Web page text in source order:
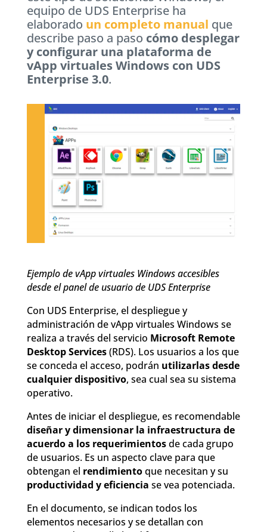
equipo de UDS Enterprise ha
elaborado un completo manual que
describe paso a paso cómo desplegar
y configurar una plataforma de
vApp virtuales Windows con UDS
Enterprise 3.0.
Ejemplo de vApp virtuales Windows accesibles
desde el panel de usuario de UDS Enterprise
Con UDS Enterprise, el despliegue y
administración de vApp virtuales Windows se
realiza a través del servicio Microsoft Remote
Desktop Services(RDS). Los usuarios a los que
se conceda el acceso, podrán utilizarlas desde
cualquier dispositivo, sea cual sea su sistema
operativo.
Antes de iniciar el despliegue, es recomendable
diseñar y dimensionar la infraestructura de
acuerdo a los requerimientosde cada grupo
de usuarios. Es un aspecto clave para que
obtengan el rendimientoque necesitan y su
productividad y eficiencia se vea potenciada.
En el documento, se indican todos los
elementos necesarios y se detallan con